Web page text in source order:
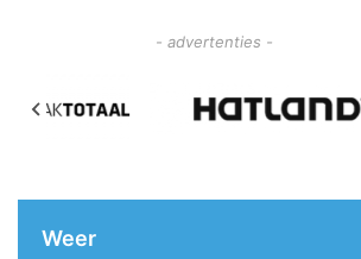
- advertenties -
Weer